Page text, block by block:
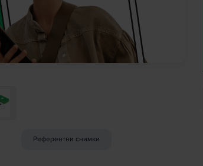
Референтни снимки